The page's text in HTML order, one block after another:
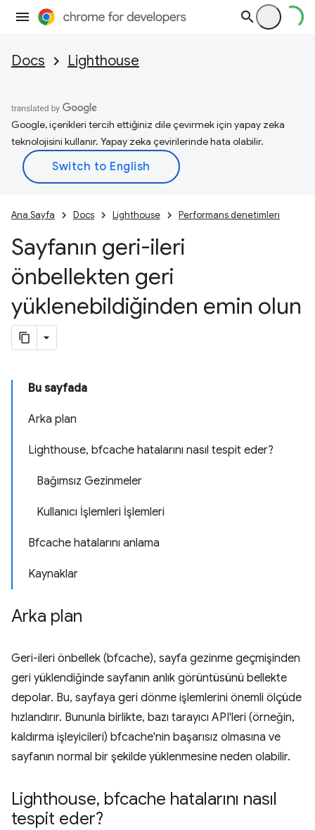
Docs Lighthouse
Google, içerikleri tercih ettiğiniz dile çevirmek için yapay zeka
teknolojisini kullanır. Yapay zeka çevirilerinde hata olabilir.
Ana Sayfa Docs Lighthouse Performans denetimleri
Sayfanın geri-ileri
önbellekten geri
yüklenebildiğinden emin olun
Bu sayfada
Arka plan
Lighthouse, bfcache hatalarını nasıl tespit eder?
Bağımsız Gezinmeler
Kullanıcı İşlemleri İşlemleri
Bfcache hatalarını anlama
Kaynaklar
Arka plan
Geri-ileri önbellek (bfcache), sayfa gezinme geçmişinden
geri yüklendiğinde sayfanın anlık görüntüsünü bellekte
depolar. Bu, sayfaya geri dönme işlemlerini önemli ölçüde
hızlandırır. Bununla birlikte, bazı tarayıcı API'leri (örneğin,
kaldırma işleyicileri) bfcache'nin başarısız olmasına ve
sayfanın normal bir şekilde yüklenmesine neden olabilir.
Lighthouse, bfcache hatalarını nasıl
tespit eder?